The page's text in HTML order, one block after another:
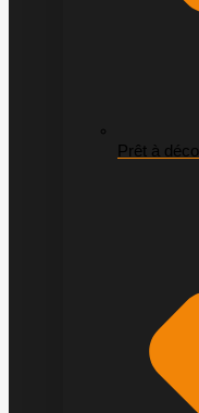
Prêt à